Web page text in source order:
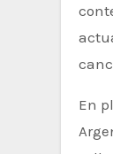
En